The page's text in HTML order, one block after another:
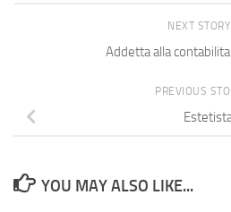
NEXT STORY
Addetta alla
PREVIOUS
YOU MAY ALSO LIKE...